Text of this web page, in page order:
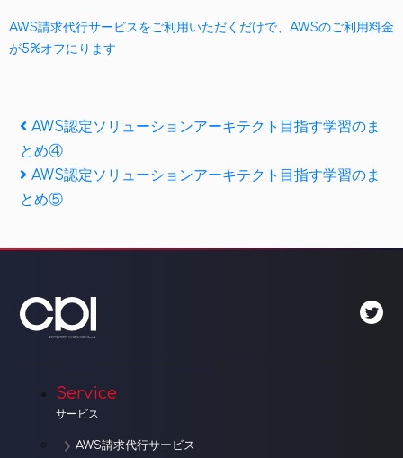
AWS請求代行サービスをご利用いただくだけで、AWSのご利用料金
が5%オフにります
投
稿
ナ
ー
シ
ョ
ン
Previous
Post
AWS認定ソリューションアーキテクト目指す学習のま
とめ④
Next
Post
AWS認定ソリューションアーキテクト目指す学習のま
とめ⑤
Service
サービス
AWS請求代行サービス